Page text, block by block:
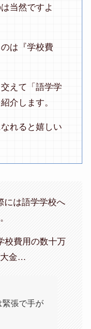
当然ですよ
は『学校費
えて「語学学
介します。
れると嬉しい
には語学学校へ
校費用の数十万
大金…
張で手が